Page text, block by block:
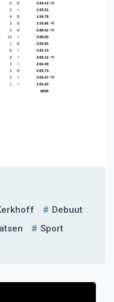
Debuut
Sport